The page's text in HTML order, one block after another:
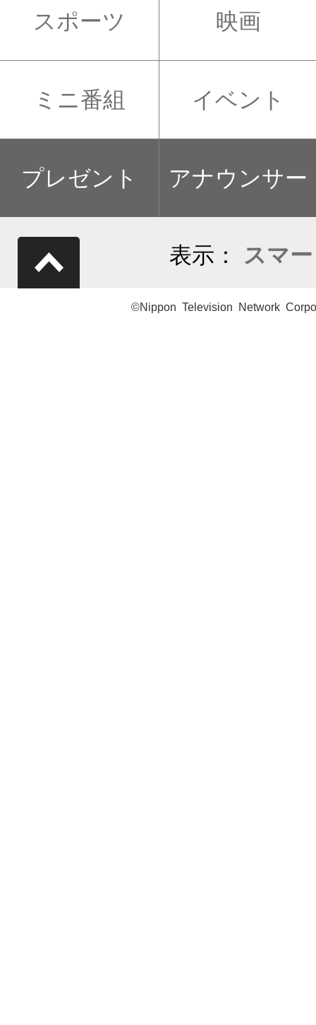
スポーツ 映画
ミニ番組 イベント
プレゼント アナウンサー
表示： スマ
©Nippon Television Network